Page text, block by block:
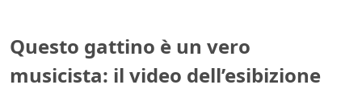
Questo gattino è un vero
musicista: il video dell’esibizione